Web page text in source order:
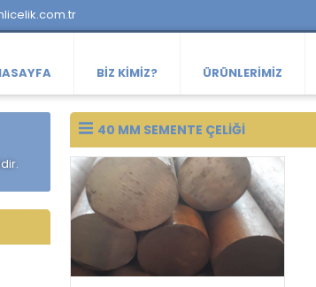
BIZ KIMIZ? ÜRÜNLERIMIZ
40 MM SEMENTE ÇELIĞI